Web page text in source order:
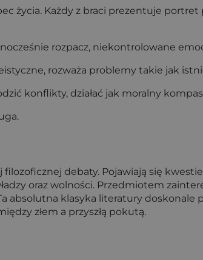
życia. Każdy z braci prezentuje
rozpacz, niekontrolowane
rozważa problemy takie jak
konflikty, działać jak moralny
debaty. Pojawiają się
oraz wolności. Przedmiotem
absolutna klasyka literatury
złem a przyszłą pokutą.